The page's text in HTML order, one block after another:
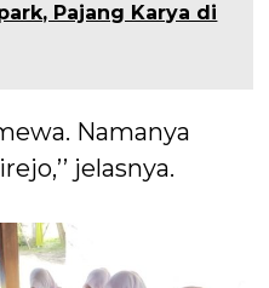
Pajang Karya di
Namanya
jelasnya.